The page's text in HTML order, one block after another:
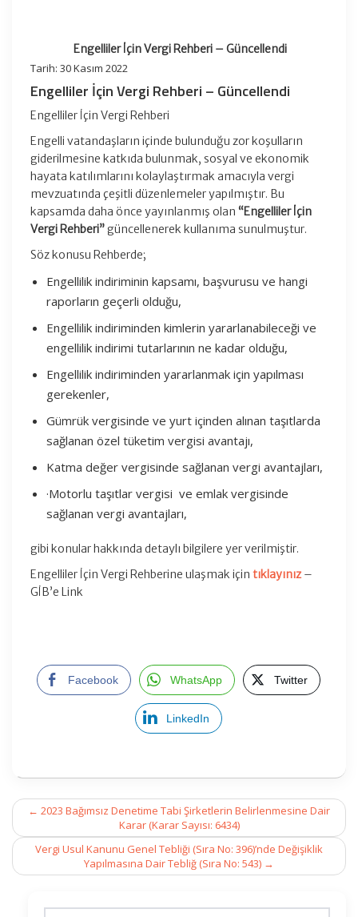
Engelliler İçin Vergi Rehberi – Güncellendi
Tarih: 30 Kasım 2022
Engelliler İçin Vergi Rehberi – Güncellendi
Engelliler İçin Vergi Rehberi
Engelli vatandaşların içinde bulunduğu zor koşulların
giderilmesine katkıda bulunmak, sosyal ve ekonomik
hayata katılımlarını kolaylaştırmak amacıyla vergi
mevzuatında çeşitli düzenlemeler yapılmıştır. Bu
kapsamda daha önce yayınlanmış olan “Engelliler İçin
Vergi Rehberi”güncellenerek kullanıma sunulmuştur.
Söz konusu Rehberde;
Engellilik indiriminin kapsamı, başvurusu ve hangi
raporların geçerli olduğu,
Engellilik indiriminden kimlerin yararlanabileceği ve
engellilik indirimi tutarlarının ne kadar olduğu,
Engellilik indiriminden yararlanmak için yapılması
gerekenler,
Gümrük vergisinde ve yurt içinden alınan taşıtlarda
sağlanan özel tüketim vergisi avantajı,
Katma değer vergisinde sağlanan vergi avantajları,
·Motorlu taşıtlar vergisi ve emlak vergisinde
sağlanan vergi avantajları,
gibi konular hakkında detaylı bilgilere yer verilmiştir.
Engelliler İçin Vergi Rehberine ulaşmak için tıklayınız–
GİB’e Link
Facebook WhatsApp Twitter
LinkedIn
Post
navigation
← 2023 Bağımsız Denetime Tabi Şirketlerin Belirlenmesine Dair
Karar (Karar Sayısı: 6434)
Vergi Usul Kanunu Genel Tebliği (Sıra No: 396)’nde Değişiklik
Yapılmasına Dair Tebliğ (Sıra No: 543) →